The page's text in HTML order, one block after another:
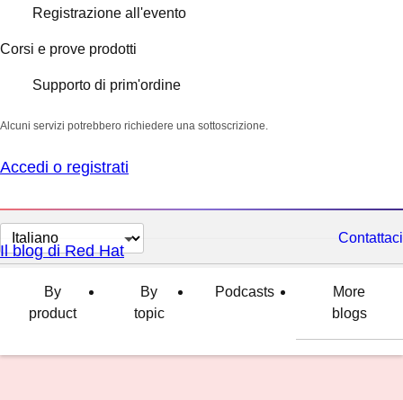
Registrazione all'evento
Corsi e prove prodotti
Supporto di prim'ordine
Alcuni servizi potrebbero richiedere una sottoscrizione.
Accedi o registrati
Cambia
lingua
Contattaci
Il blog di Red Hat
By
product
By
topic
Podcasts
More
blogs